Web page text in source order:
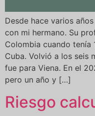
Desde hace varios
con mi hermano. Su
Colombia cuando tenía
Cuba. Volvió a los seis
fue para Viena. En el
pero un año y […]
Riesgo